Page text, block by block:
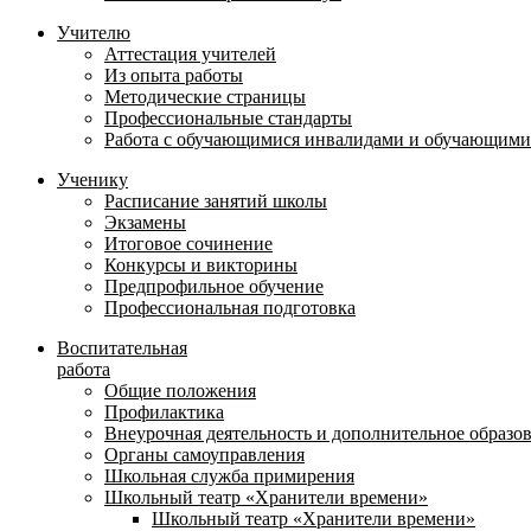
Учителю
Аттестация учителей
Из опыта работы
Методические страницы
Профессиональные стандарты
Работа с обучающимися инвалидами и
Ученику
Расписание занятий школы
Экзамены
Итоговое сочинение
Конкурсы и викторины
Предпрофильное обучение
Профессиональная подготовка
Воспитательная
работа
Общие положения
Профилактика
Внеурочная деятельность и дополнительное
Органы самоуправления
Школьная служба примирения
Школьный театр «Хранители времени»
Школьный театр «Хранители времени»